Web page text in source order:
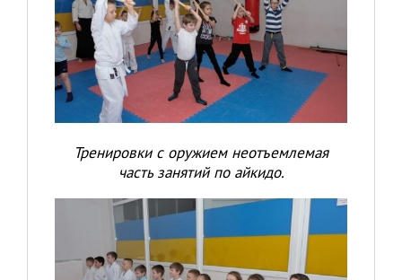
Тренировки с оружием неотъемлемая
часть занятий по айкидо.